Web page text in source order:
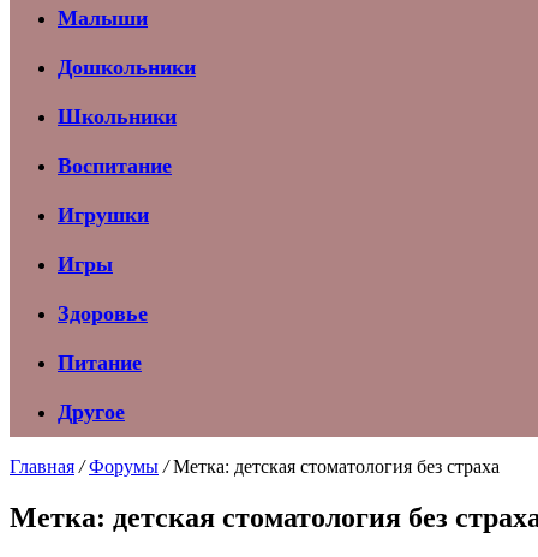
Малыши
Дошкольники
Школьники
Воспитание
Игрушки
Игры
Здоровье
Питание
Другое
Главная / Форумы / Метка: детская стоматология без страха
Метка: детская стоматология без